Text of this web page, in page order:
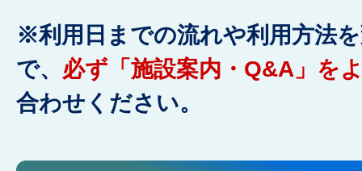
※利用日までの流れや利用方法
で、 必ず「施設案内・Q&A」を
合わせください。